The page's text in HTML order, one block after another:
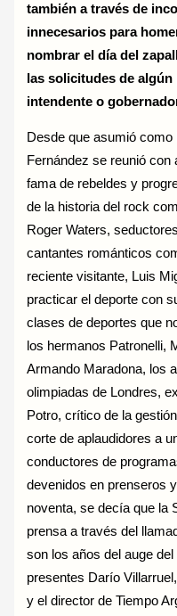
también a través de
innecesarios para
nombrar el día del
las solicitudes de algún
intendente o
Desde que asumió
Fernández se reunió
fama de rebeldes y
de la historia del rock
Roger Waters,
cantantes románticos
reciente visitante, Luis
practicar el deporte con
clases de deportes que
los hermanos Patronelli,
Armando Maradona, los
olimpiadas de Londres,
Potro, crítico de la
corte de aplaudidores a
conductores de
devenidos en prenseros
noventa, se decía que la
prensa a través del
son los años del auge del
presentes Darío
y el director de Tiempo